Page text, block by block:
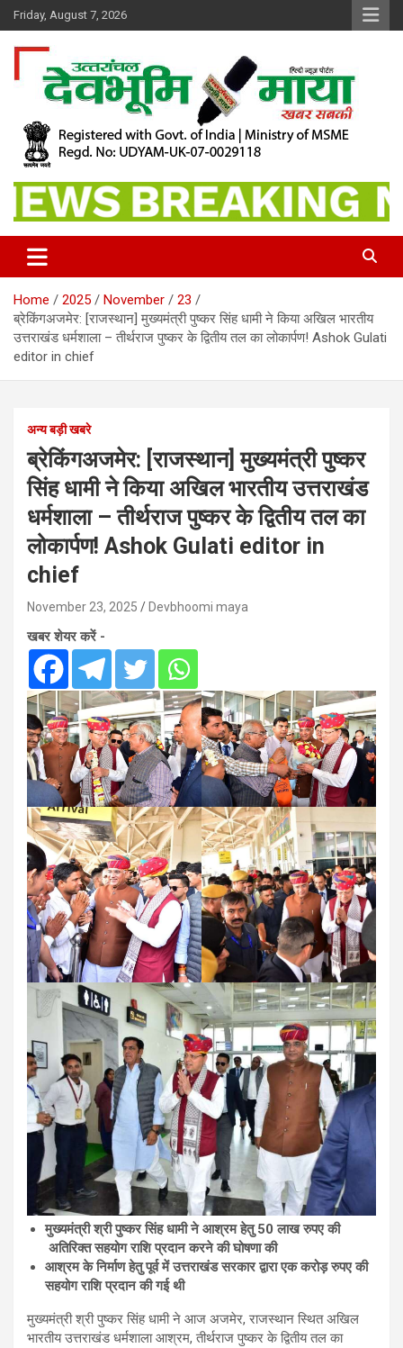
Skip
to
content
Friday, August 7, 2026
Dev Bhoomi Maya
Home 2025 November
23
ब्रेकिंगअजमेर: [राजस्थान] मुख्यमंत्री पुष्कर सिंह धामी ने किया अखिल भारतीय
उत्तराखंड धर्मशाला – तीर्थराज पुष्कर के द्वितीय तल का लोकार्पण! Ashok Gulati
editor in chief
अन्य बड़ी खबरे
ब्रेकिंगअजमेर: [राजस्थान] मुख्यमंत्री पुष्कर
सिंह धामी ने किया अखिल भारतीय उत्तराखंड
धर्मशाला – तीर्थराज पुष्कर के द्वितीय तल का
लोकार्पण! Ashok Gulati editor in
chief
November 23, 2025 Devbhoomi maya
खबर शेयर करें -
मुख्यमंत्री श्री पुष्कर सिंह धामी ने आश्रम हेतु 50 लाख रुपए की
अतिरिक्त सहयोग राशि प्रदान करने की घोषणा की
आश्रम के निर्माण हेतु पूर्व में उत्तराखंड सरकार द्वारा एक करोड़ रुपए की
सहयोग राशि प्रदान की गई थी
मुख्यमंत्री श्री पुष्कर सिंह धामी ने आज अजमेर, राजस्थान स्थित अखिल
भारतीय उत्तराखंड धर्मशाला आश्रम, तीर्थराज पुष्कर के द्वितीय तल का